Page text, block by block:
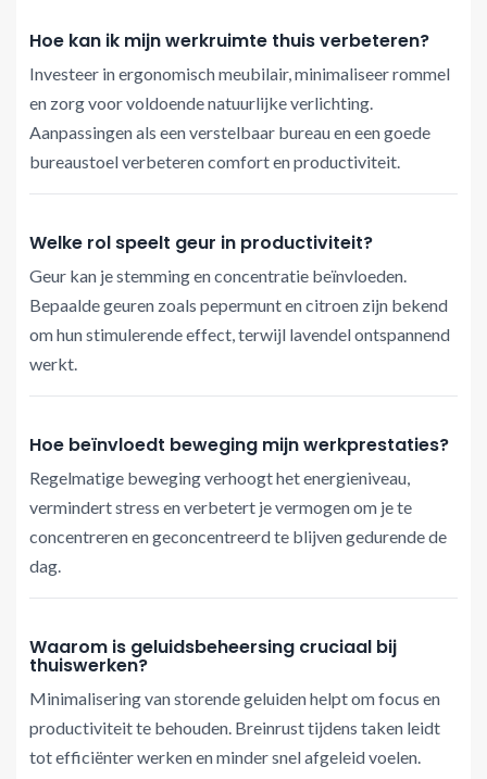
Hoe kan ik mijn werkruimte thuis verbeteren?
Investeer in ergonomisch meubilair, minimaliseer rommel
en zorg voor voldoende natuurlijke verlichting.
Aanpassingen als een verstelbaar bureau en een goede
bureaustoel verbeteren comfort en productiviteit.
Welke rol speelt geur in productiviteit?
Geur kan je stemming en concentratie beïnvloeden.
Bepaalde geuren zoals pepermunt en citroen zijn bekend
om hun stimulerende effect, terwijl lavendel ontspannend
werkt.
Hoe beïnvloedt beweging mijn werkprestaties?
Regelmatige beweging verhoogt het energieniveau,
vermindert stress en verbetert je vermogen om je te
concentreren en geconcentreerd te blijven gedurende de
dag.
Waarom is geluidsbeheersing cruciaal bij
thuiswerken?
Minimalisering van storende geluiden helpt om focus en
productiviteit te behouden. Breinrust tijdens taken leidt
tot efficiënter werken en minder snel afgeleid voelen.